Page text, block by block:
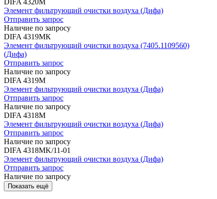
Элемент фильтрующий очистки воздуха (Дифа)
Отправить запрос
Наличие по запросу
DIFA 4319МК
Элемент фильтрующий очистки воздуха (7405.1109560)
(Дифа)
Отправить запрос
Наличие по запросу
DIFA 4319М
Элемент фильтрующий очистки воздуха (Дифа)
Отправить запрос
Наличие по запросу
DIFA 4318М
Элемент фильтрующий очистки воздуха (Дифа)
Отправить запрос
Наличие по запросу
DIFA 4318MK/11-01
Элемент фильтрующий очистки воздуха (Дифа)
Отправить запрос
Наличие по запросу
Показать ещё